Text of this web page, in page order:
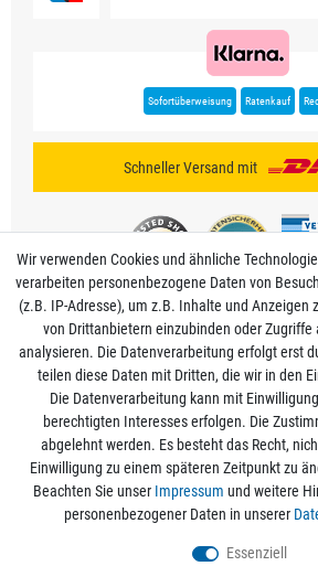
Sofortüberweisung Ratenkauf
Schneller Versand mit
Mein Konto
Informationen
Rechtliche Angaben
Wir verwenden Cookies und ähnliche
verarbeiten personenbezogene Daten von
(z.B. IP-Adresse), um z.B. Inhalte und Anzeigen
von Drittanbietern einzubinden oder Zugriffe
analysieren. Die Datenverarbeitung erfolgt erst
teilen diese Daten mit Dritten, die wir in den
Die Datenverarbeitung kann mit
berechtigten Interesses erfolgen. Die
abgelehnt werden. Es besteht das Recht,
Einwilligung zu einem späteren Zeitpunkt zu
Beachten Sie unser Impressum und weitere
personenbezogener Daten in unserer
Essenziell